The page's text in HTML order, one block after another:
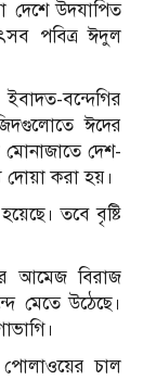
দেশে উদযাপিত
পবিত্র ঈদুল
বন্দেগির
ঈদের
দেশ-
দোয়া করা হয়।
তবে বৃষ্টি
আমেজ বিরাজ
উঠেছে।
চাল